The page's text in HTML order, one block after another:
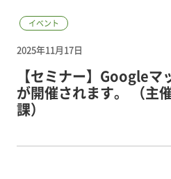
イベント
2025年11月17日
【セミナー】Google
が開催されます。 （主
課）